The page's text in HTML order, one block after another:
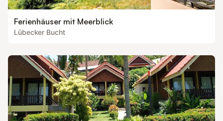
Ferienhäuser mit Meerblick
Lübecker Bucht